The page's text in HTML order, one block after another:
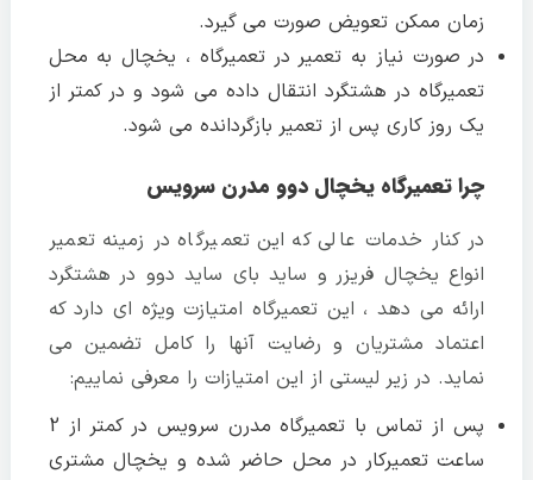
زمان ممکن تعویض صورت می گیرد.
در صورت نیاز به تعمیر در تعمیرگاه ، یخچال به محل
تعمیرگاه در هشتگرد انتقال داده می شود و در کمتر از
یک روز کاری پس از تعمیر بازگردانده می شود.
چرا تعمیرگاه یخچال دوو مدرن سرویس
در کنار خدمات عالی که این تعمیرگاه در زمینه تعمیر
انواع یخچال فریزر و ساید بای ساید دوو در هشتگرد
ارائه می دهد ، این تعمیرگاه امتیازت ویژه ای دارد که
اعتماد مشتریان و رضایت آنها را کامل تضمین می
نماید. در زیر لیستی از این امتیازات را معرفی نماییم:
پس از تماس با تعمیرگاه مدرن سرویس در کمتر از 2
ساعت تعمیرکار در محل حاضر شده و یخچال مشتری